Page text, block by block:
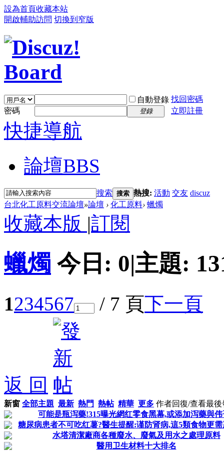
設為首頁收藏本站
開啟輔助訪問 切換到窄版
自動登錄 找回密碼
密碼
登錄 立即註冊
快捷導航
論壇BBS
搜索 搜索 熱搜: 活動 交友 discuz
台北化工原料交流論壇»論壇 › 化工原料› 蠟燭
收藏本版 |訂閱
蠟燭 今日: 0|主題:
1234567 / 7 頁下一頁
返 回
新窗 全部主題 最新 熱門 熱帖 精華 更多 作者回復/查看最後
可能是瓶泻藥!315曝光網红零食黑幕,或添加泻藥與伟
糖尿病患者不可吃红薯?醫生提醒:谨防肾病,這5類食物更
水塔清潔廠商各種廢水、廢氣及用水之處理原料
醫用卫生材料十大排名